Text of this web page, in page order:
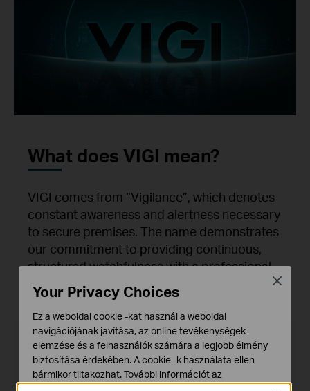
What does VIGI mean?
VIGI comes from “Vigilance”, which denotes
constant awareness and alertness necessary
to secure premises. The name demonstrates
our commitment to providing continuous,
structured watchfulness with a professional
and reliable security approach.
Why Choose VIGI?
Your Privacy Choices
Ez a weboldal cookie -kat használ a weboldal
navigációjának javítása, az online tevékenységek
elemzése és a felhasználók számára a legjobb élmény
biztosítása érdekében. A cookie -k használata ellen
bármikor tiltakozhat. További információt az
Close